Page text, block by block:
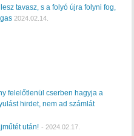
tavasz, s a folyó újra folyni fog,
2024.02.14.
felelőtlenül cserben hagyja a
hirdet, nem ad számlát
után! - 2024.02.17.